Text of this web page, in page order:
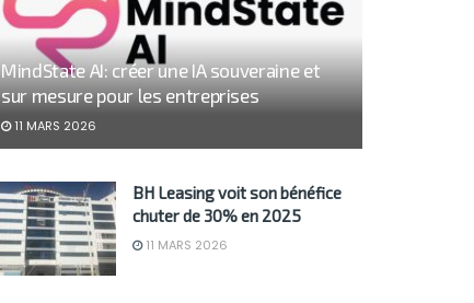
MindState AI: créer une IA souveraine et
sur mesure pour les entreprises
11 MARS 2026
BH Leasing voit son bénéfice
chuter de 30% en 2025
11 MARS 2026